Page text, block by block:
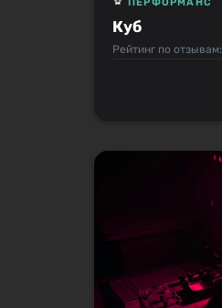
Куб
ПЕРФОРМАНС
Рейтинг по отзывам: